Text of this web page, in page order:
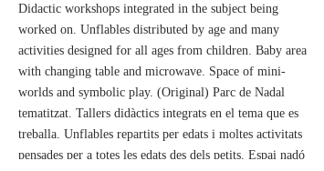
Didactic workshops integrated in the subject being
worked on. Unflables distributed by age and many
activities designed for all ages from children. Baby area
with changing table and microwave. Space of mini-
worlds and symbolic play. (Original) Parc de Nadal
tematitzat. Tallers didàctics integrats en el tema que es
treballa. Unflables repartits per edats i moltes activitats
pensades per a totes les edats des dels petits. Espai nadó